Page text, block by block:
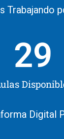
Trabajando
29
Digital